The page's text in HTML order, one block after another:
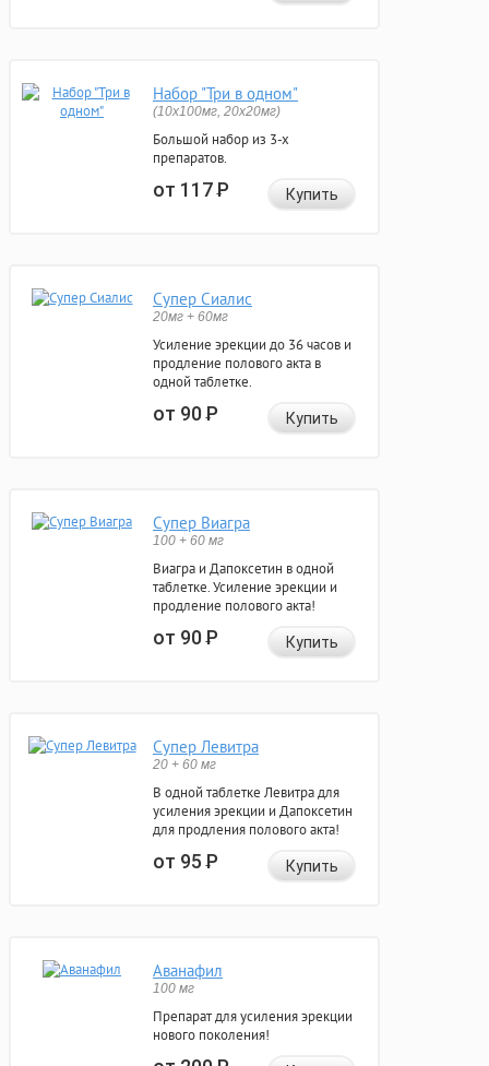
Набор "Три в одном"
(10x100мг, 20x20мг)
Большой набор из 3-х
препаратов.
от 117Р Купить
Супер Сиалис
20мг + 60мг
Усиление эрекции до 36 часов и
продление полового акта в
одной таблетке.
от 90Р Купить
Супер Виагра
100 + 60 мг
Виагра и Дапоксетин в одной
таблетке. Усиление эрекции и
продление полового акта!
от 90Р Купить
Супер Левитра
20 + 60 мг
В одной таблетке Левитра для
усиления эрекции и Дапоксетин
для продления полового акта!
от 95Р Купить
Аванафил
100 мг
Препарат для усиления эрекции
нового поколения!